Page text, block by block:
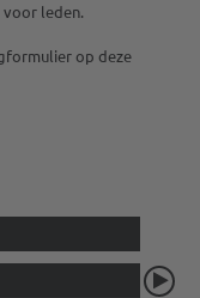
voor leden.
op deze